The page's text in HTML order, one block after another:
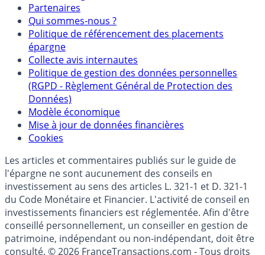
Mentions légales et Conditions d’utilisation
Partenaires
Qui sommes-nous ?
Politique de référencement des placements
épargne
Collecte avis internautes
Politique de gestion des données personnelles
(RGPD - Règlement Général de Protection des
Données)
Modèle économique
Cookies
Les articles et commentaires publiés sur le guide de
l'épargne ne sont aucunement des conseils en
investissement au sens des articles L. 321-1 et D. 321-1
du Code Monétaire et Financier. L'activité de conseil en
investissements financiers est réglementée. Afin d'être
conseillé personnellement, un conseiller en gestion de